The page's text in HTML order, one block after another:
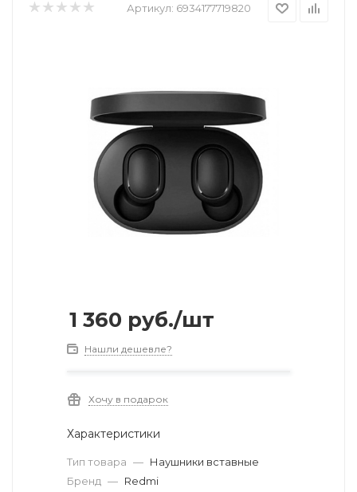
Артикул: 6934177719820
1 360 руб./шт
Нашли дешевле?
Хочу в подарок
Характеристики
Тип товара — Наушники вставные
Бренд — Redmi